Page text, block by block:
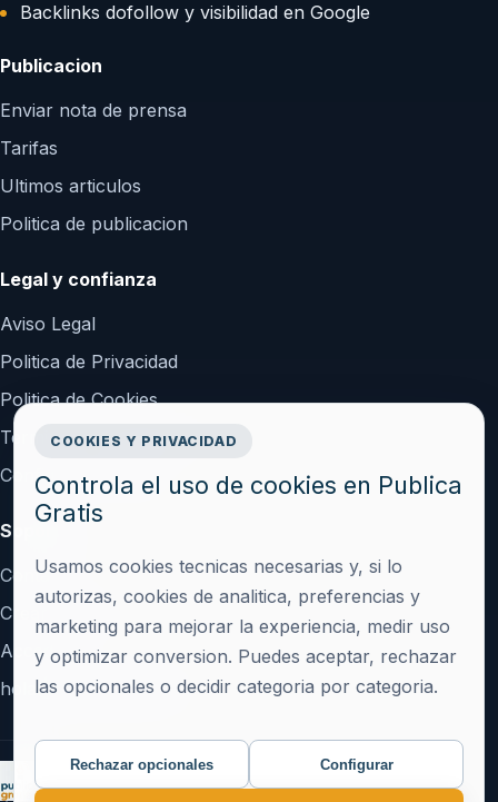
Backlinks dofollow y visibilidad en Google
Publicacion
Enviar nota de prensa
Tarifas
Ultimos articulos
Politica de publicacion
Legal y confianza
Aviso Legal
Politica de Privacidad
Politica de Cookies
Terminos y Condiciones
Configurar cookies
Soporte
Contacto
Crear cuenta
Acceder
hola@publicagratis.es
COOKIES Y PRIVACIDAD
Controla el uso de cookies en Publica
Gratis
Usamos cookies tecnicas necesarias y, si lo
autorizas, cookies de analitica, preferencias y
marketing para mejorar la experiencia, medir uso
y optimizar conversion. Puedes aceptar, rechazar
las opcionales o decidir categoria por categoria.
Rechazar opcionales Configurar